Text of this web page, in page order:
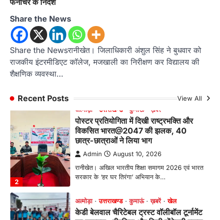
फर्नीचर के निर्देश
Share the News
Share the Newsरानीखेत। जिलाधिकारी अंशुल सिंह ने बुधवार को
राजकीय इंटरमीडिएट कॉलेज, मजखाली का निरीक्षण कर विद्यालय की
शैक्षणिक व्यवस्था…
Recent Posts View All
पोस्टर प्रतियोगिता में दिखी राष्ट्रभक्ति और
विकसित भारत@2047 की झलक, 40
छात्र-छात्राओं ने लिया भाग
Admin August 10, 2026
3
अल्मोड़ा उत्तराखण्ड कुमाऊं ख़बरें
केडी बेलवाल चैरिटेबल ट्रस्ट वॉलीबॉल टूर्नामेंट
का फाइनल , वीरशिवा और सिटी मोंटेसरी स्कूल
आमने-सामने
Admin August 10, 2026
सेमीफाइनल में वीरशिवा ने केंद्रीय विद्यालय रानीखेत और
सिटी मोंटेसरी ने मिशन इंटर कॉलेज को…
अल्मोड़ा उत्तराखण्ड कुमाऊं ख़बरें
रानीखेत में 3 सितंबर को सजेगा ‘क्यूट कान्हा’